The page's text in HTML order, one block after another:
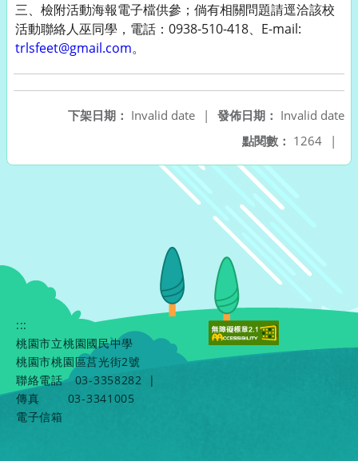
三、檢附活動海報電子檔供參；倘有相關問題請逕洽該校
活動聯絡人巫同學，電話：0938-510-418、E-mail:
trlsfeet@gmail.com。
發佈日期： Invalid date
下架日期： Invalid date
|
點閱數： 1264 |
:::
桃園市立桃園國民中學
桃園市桃園區莒光街2號
聯絡電話
03-3358282
|
傳真
03-3341005
電子信箱